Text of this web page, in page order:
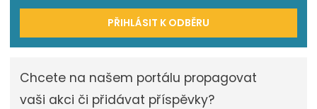
PŘIHLÁSIT K ODBĚRU
Chcete na našem portálu propagovat
vaši akci či přidávat příspěvky?